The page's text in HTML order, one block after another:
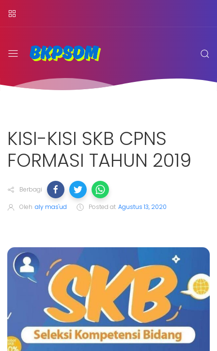
KISI-KISI SKB CPNS
FORMASI TAHUN 2019
Berbagi
Oleh aly mas'ud Posted at Agustus 13, 2020